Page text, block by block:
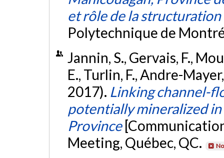
et rôle de la structuration
Polytechnique de
Jannin, S., Gervais, F.,
E., Turlin, F., Andre-
2017). Linking channel-
potentially mineralized
Province
Meeting, Québec, QC.